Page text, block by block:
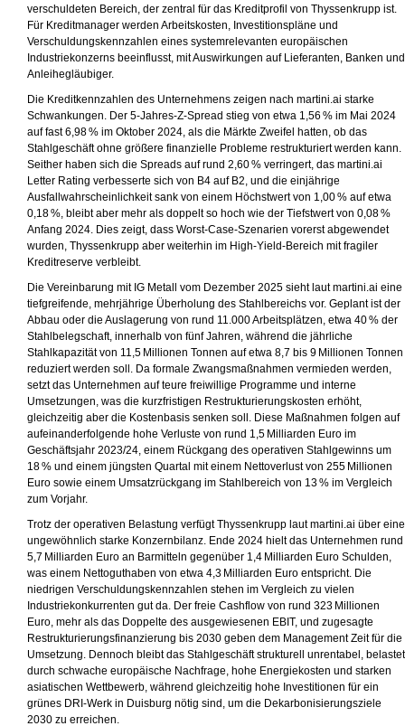
verschuldeten Bereich, der zentral für das Kreditprofil von Thyssenkrupp ist.
Für Kreditmanager werden Arbeitskosten, Investitionspläne und
Verschuldungskennzahlen eines systemrelevanten europäischen
Industriekonzerns beeinflusst, mit Auswirkungen auf Lieferanten, Banken und
Anleihegläubiger.
Die Kreditkennzahlen des Unternehmens zeigen nach martini.ai starke
Schwankungen. Der 5‑Jahres-Z‑Spread stieg von etwa 1,56 % im Mai 2024
auf fast 6,98 % im Oktober 2024, als die Märkte Zweifel hatten, ob das
Stahlgeschäft ohne größere finanzielle Probleme restrukturiert werden kann.
Seither haben sich die Spreads auf rund 2,60 % verringert, das martini.ai
Letter Rating verbesserte sich von B4 auf B2, und die einjährige
Ausfallwahrscheinlichkeit sank von einem Höchstwert von 1,00 % auf etwa
0,18 %, bleibt aber mehr als doppelt so hoch wie der Tiefstwert von 0,08 %
Anfang 2024. Dies zeigt, dass Worst-Case-Szenarien vorerst abgewendet
wurden, Thyssenkrupp aber weiterhin im High-Yield-Bereich mit fragiler
Kreditreserve verbleibt.
Die Vereinbarung mit IG Metall vom Dezember 2025 sieht laut martini.ai eine
tiefgreifende, mehrjährige Überholung des Stahlbereichs vor. Geplant ist der
Abbau oder die Auslagerung von rund 11.000 Arbeitsplätzen, etwa 40 % der
Stahlbelegschaft, innerhalb von fünf Jahren, während die jährliche
Stahlkapazität von 11,5 Millionen Tonnen auf etwa 8,7 bis 9 Millionen Tonnen
reduziert werden soll. Da formale Zwangsmaßnahmen vermieden werden,
setzt das Unternehmen auf teure freiwillige Programme und interne
Umsetzungen, was die kurzfristigen Restrukturierungskosten erhöht,
gleichzeitig aber die Kostenbasis senken soll. Diese Maßnahmen folgen auf
aufeinanderfolgende hohe Verluste von rund 1,5 Milliarden Euro im
Geschäftsjahr 2023/24, einem Rückgang des operativen Stahlgewinns um
18 % und einem jüngsten Quartal mit einem Nettoverlust von 255 Millionen
Euro sowie einem Umsatzrückgang im Stahlbereich von 13 % im Vergleich
zum Vorjahr.
Trotz der operativen Belastung verfügt Thyssenkrupp laut martini.ai über eine
ungewöhnlich starke Konzernbilanz. Ende 2024 hielt das Unternehmen rund
5,7 Milliarden Euro an Barmitteln gegenüber 1,4 Milliarden Euro Schulden,
was einem Nettoguthaben von etwa 4,3 Milliarden Euro entspricht. Die
niedrigen Verschuldungskennzahlen stehen im Vergleich zu vielen
Industriekonkurrenten gut da. Der freie Cashflow von rund 323 Millionen
Euro, mehr als das Doppelte des ausgewiesenen EBIT, und zugesagte
Restrukturierungsfinanzierung bis 2030 geben dem Management Zeit für die
Umsetzung. Dennoch bleibt das Stahlgeschäft strukturell unrentabel, belastet
durch schwache europäische Nachfrage, hohe Energiekosten und starken
asiatischen Wettbewerb, während gleichzeitig hohe Investitionen für ein
grünes DRI-Werk in Duisburg nötig sind, um die Dekarbonisierungsziele
2030 zu erreichen.